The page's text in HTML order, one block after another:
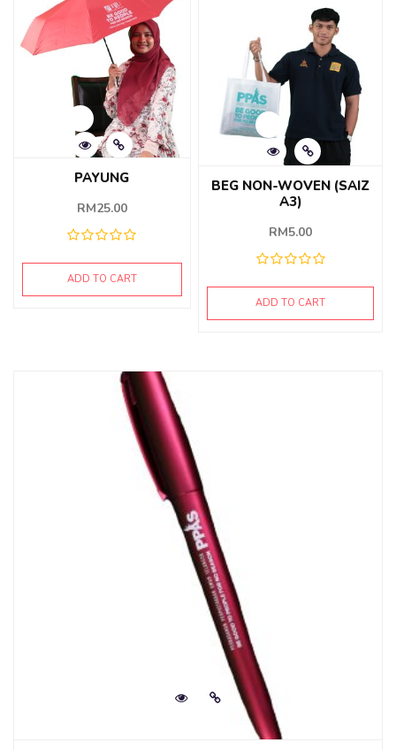
PAYUNG
RM25.00
ADD TO CART
BEG NON-WOVEN (SAIZ
A3)
RM5.00
ADD TO CART